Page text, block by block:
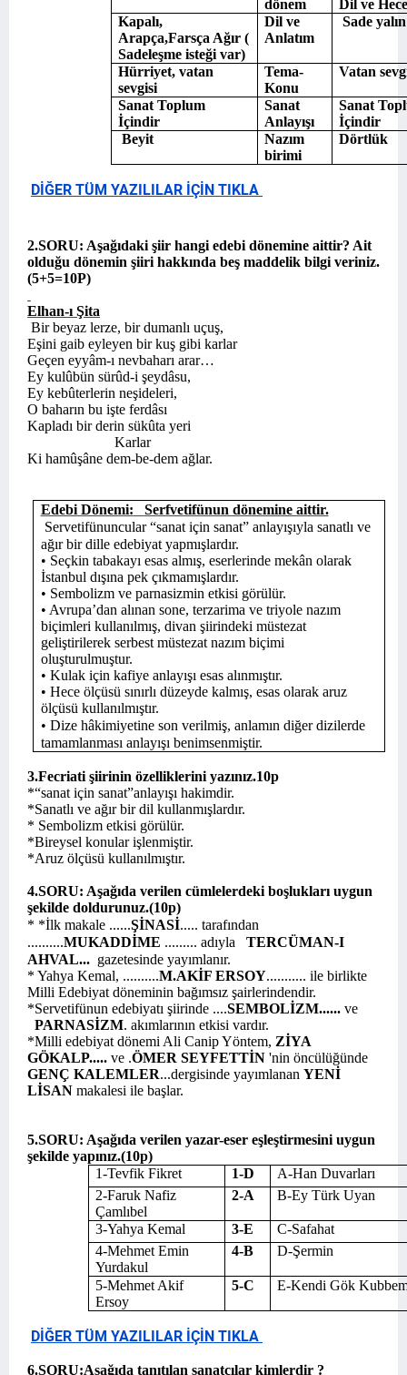
dönem
Dil ve
Kapalı,
Arapça,Farsça Ağır (
Sadeleşme isteği var)
Dil ve
Anlatım
Sade
Hürriyet, vatan
sevgisi
Tema-
Konu
Vatan
Sanat Toplum
İçindir
Sanat
Anlayışı
Sanat
İçindir
Beyit
Nazım
birimi
Dörtlük
DİĞER TÜM YAZILILAR İÇİN TIKLA
2.SORU: Aşağıdaki şiir hangi edebi dönemine aittir? Ait
olduğu dönemin şiiri hakkında beş maddelik bilgi veriniz.
(5+5=10P)
Elhan-ı Şita
Bir beyaz lerze, bir dumanlı uçuş,
Eşini gaib eyleyen bir kuş gibi karlar
Geçen eyyâm-ı nevbaharı arar…
Ey kulûbün sürûd-i şeydâsu,
Ey kebûterlerin neşideleri,
O baharın bu işte ferdâsı
Kapladı bir derin sükûta yeri
Karlar
Ki hamûşâne dem-be-dem ağlar.
Edebi Dönemi:
Serfvetifünun dönemine aittir.
Servetifünuncular “sanat için sanat” anlayışıyla sanatlı ve
ağır bir dille edebiyat yapmışlardır.
• Seçkin tabakayı esas almış, eserlerinde mekân olarak
İstanbul dışına pek çıkmamışlardır.
• Sembolizm ve parnasizmin etkisi görülür.
• Avrupa’dan alınan sone, terzarima ve triyole nazım
biçimleri kullanılmış, divan şiirindeki müstezat
geliştirilerek serbest müstezat nazım biçimi
oluşturulmuştur.
• Kulak için kafiye anlayışı esas alınmıştır.
• Hece ölçüsü sınırlı düzeyde kalmış, esas olarak aruz
ölçüsü kullanılmıştır.
• Dize hâkimiyetine son verilmiş, anlamın diğer dizilerde
tamamlanması anlayışı benimsenmiştir.
3.Fecriati şiirinin özelliklerini yazınız.10p
*“sanat için sanat”anlayışı hakimdir.
*Sanatlı ve ağır bir dil kullanmışlardır.
* Sembolizm etkisi görülür.
*Bireysel konular işlenmiştir.
*Aruz ölçüsü kullanılmıştır.
4.SORU: Aşağıda verilen cümlelerdeki boşlukları uygun
şekilde doldurunuz.(10p)
* *İlk makale ......ŞİNASİ..... tarafından
..........MUKADDİME ......... adıyla
TERCÜMAN-I
AHVAL... gazetesinde yayımlanır.
* Yahya Kemal, ..........M.AKİF ERSOY........... ile birlikte
Milli Edebiyat döneminin bağımsız şairlerindendir.
*Servetifünun edebiyatı şiirinde ....SEMBOLİZM...... ve
PARNASİZM. akımlarının etkisi vardır.
*Milli edebiyat dönemi Ali Canip Yöntem, ZİYA
GÖKALP..... ve .ÖMER SEYFETTİN 'nin öncülüğünde
GENÇ KALEMLER...dergisinde yayımlanan YENİ
LİSAN makalesi ile başlar.
5.SORU: Aşağıda verilen yazar-eser eşleştirmesini uygun
şekilde yapınız.(10p)
1-Tevfik Fikret
1-D
A-Han Duvarları
2-Faruk Nafiz
Çamlıbel
2-A B-Ey Türk Uyan
3-Yahya Kemal 3-E
C-Safahat
4-Mehmet Emin
Yurdakul
4-B D-Şermin
5-Mehmet Akif
Ersoy
5-C E-Kendi Gök
DİĞER TÜM YAZILILAR İÇİN TIKLA
6.SORU:Aşağıda tanıtılan sanatçılar kimlerdir ?